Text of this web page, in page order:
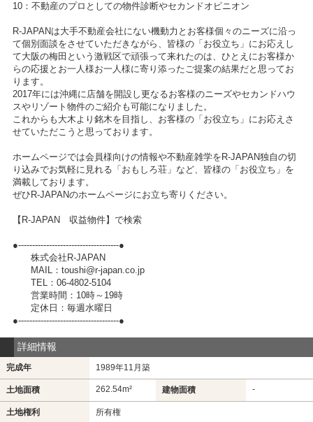
10：不動産のプロとしての物件診断やセカンドオピニオン
R-JAPANは大手不動産会社にない機動力とお客様個々のニーズに沿っ
て個別面談をさせていただきながら、皆様の「お役立ち」にお応えし
て大阪の梅田という激戦区で頑張って来れたのは、ひとえにお客様か
らの応援とお一人様お一人様に寄り添ったご提案の結果だと思ってお
ります。
2017年には沖縄に店舗を開設し更なるお客様のニーズやセカンドハウ
スやリゾート物件のご紹介も可能になりました。
これからも大木より銘木を目指し、お客様の「お役立ち」にお応えさ
せていただこうと思っております。
ホームページでは会員様向けの情報や不動産雑学をR-JAPAN独自の切
り込みでお気軽に見れる「おもしろ荘」など、皆様の「お役立ち」を
満載しております。
ぜひR-JAPANのホームページにお立ち寄りください。
【R-JAPAN 収益物件】で検索
●------------------------------------●
株式会社R-JAPAN
MAIL：toushi@r-japan.co.jp
TEL：06-4802-5104
営業時間：10時～19時
定休日：毎週水曜日
●------------------------------------●
詳細情報
完成年 1989年11月築
土地面積 262.54m² 建物面積 -
土地権利 所有権